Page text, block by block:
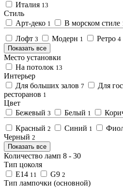
Италия 13
Стиль
Арт-деко 1 В морском стиле
Лофт 3 Модерн 1 Ретро 4
Показать все
Место установки
На потолок 13
Интерьер
Для больших залов 7 Для
ресторанов 1
Цвет
Бежевый 3 Белый 1
Красный 2 Синий 1
Черный 2
Показать все
Количество ламп 8 - 30
Тип цоколя
E14 11 G9 2
Тип лампочки (основной)